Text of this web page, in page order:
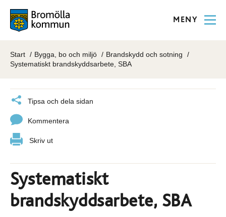
MENY
Start Bygga, bo och miljö
Brandskydd och sotning
Systematiskt brandskyddsarbete, SBA
Tipsa och dela sidan
Kommentera
Skriv ut
Systematiskt
brandskyddsarbete, SBA